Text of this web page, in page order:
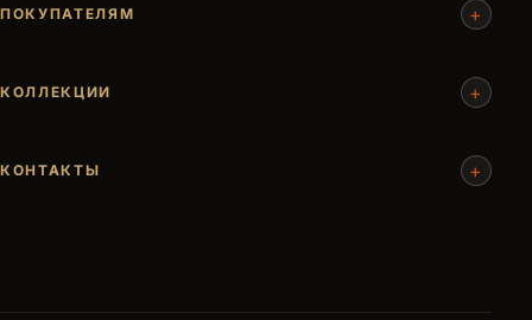
ПОКУПАТЕЛЯМ +
КОЛЛЕКЦИИ +
КОНТАКТЫ +